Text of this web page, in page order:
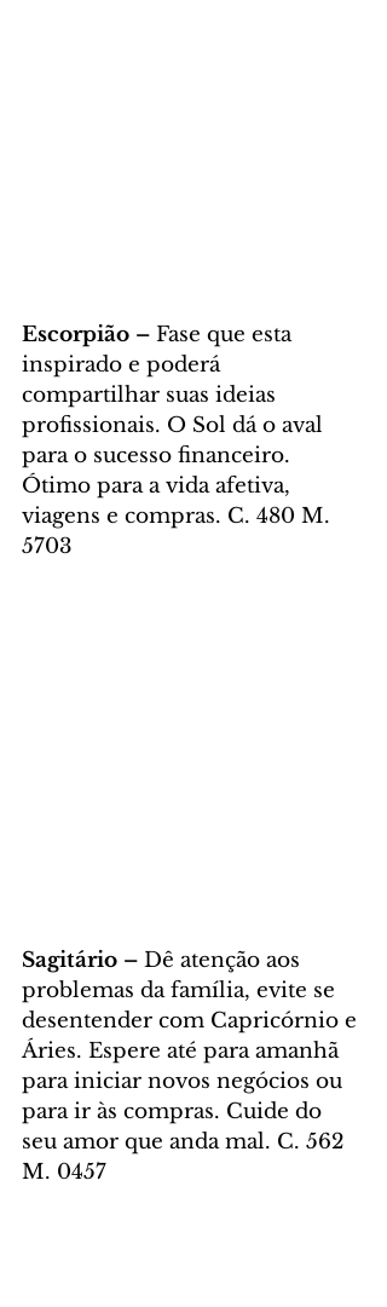
Escorpião – Fase que esta
inspirado e poderá
compartilhar suas ideias
profissionais. O Sol dá o aval
para o sucesso financeiro.
Ótimo para a vida afetiva,
viagens e compras. C. 480 M.
5703
Sagitário – Dê atenção aos
problemas da família, evite se
desentender com Capricórnio e
Áries. Espere até para amanhã
para iniciar novos negócios ou
para ir às compras. Cuide do
seu amor que anda mal. C. 562
M. 0457